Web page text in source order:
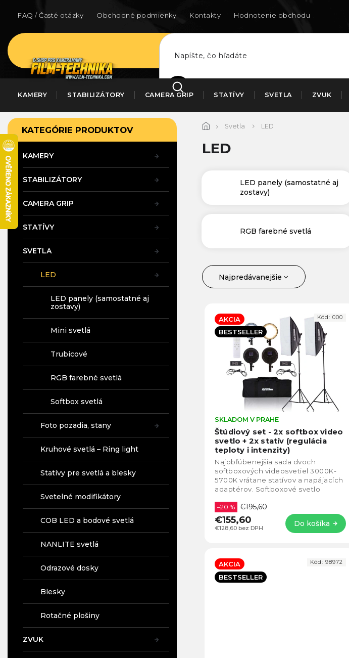
FAQ / Časté otázky Obchodné podmienky Kontakty Hodnotenie obchodu
HĽADAŤ
KAMERY STABILIZÁTORY CAMERA GRIP STATÍVY SVETLA ZVUK
Svetla LED
B
o
č
n
ý
p
a
n
e
l
Preskočiť
kategórie
KATEGÓRIE PRODUKTOV
KAMERY
STABILIZÁTORY
CAMERA GRIP
STATÍVY
SVETLA
LED
LED panely (samostatné aj
zostavy)
Mini svetlá
Trubicové
RGB farebné svetlá
Softbox svetlá
Foto pozadia, stany
Kruhové svetlá – Ring light
Statívy pre svetlá a blesky
Svetelné modifikátory
COB LED a bodové svetlá
NANLITE svetlá
Odrazové dosky
Blesky
Rotačné plošiny
ZVUK
LED
LED panely (samostatné aj
zostavy)
RGB farebné svetlá
R
a
e
n
i
k
t
o
v
Najpredávanejšie
Abecedne
AKCIA
BESTSELLER
Štúdiový set - 2x softbox video
svetlo + 2x statív (regulácia
teploty i intenzity)
SKLADOM V PRAHE
€128,60 bez DPH
–20 % €195,60
€155,60 Do košíka
Najobľúbenejšia sada dvoch
softboxových videosvetiel 3000K-
5700K vrátane statívov a napájacích
adaptérov. Softboxové svetlo
streamovanie....
Kód: 000
AKCIA
BESTSELLER
Kód: 98972